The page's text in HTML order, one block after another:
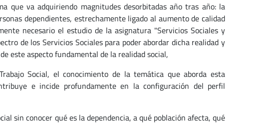
va adquiriendo magnitudes desorbitadas año tras año: la
dependientes, estrechamente ligado al aumento de calidad
necesario el estudio de la asignatura "Servicios Sociales y
de los Servicios Sociales para poder abordar dicha realidad y
este aspecto fundamental de la realidad social,
Social, el conocimiento de la temática que aborda esta
e incide profundamente en la configuración del perfil
sin conocer qué es la dependencia, a qué población afecta, qué